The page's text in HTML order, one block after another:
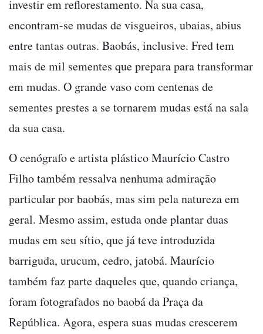
investir em reflorestamento. Na sua casa,
encontram-se mudas de visgueiros, ubaias, abius
entre tantas outras. Baobás, inclusive. Fred tem
mais de mil sementes que prepara para transformar
em mudas. O grande vaso com centenas de
sementes prestes a se tornarem mudas está na sala
da sua casa.
O cenógrafo e artista plástico Maurício Castro
Filho também ressalva nenhuma admiração
particular por baobás, mas sim pela natureza em
geral. Mesmo assim, estuda onde plantar duas
mudas em seu sítio, que já teve introduzida
barriguda, urucum, cedro, jatobá. Maurício
também faz parte daqueles que, quando criança,
foram fotografados no baobá da Praça da
República. Agora, espera suas mudas crescerem